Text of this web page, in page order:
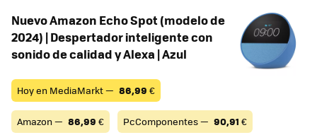
Nuevo Amazon Echo Spot (modelo de
2024) | Despertador inteligente con
sonido de calidad y Alexa | Azul
Hoy en MediaMarkt — 86,99 €
Amazon — 86,99 € PcComponentes — 90,91 €